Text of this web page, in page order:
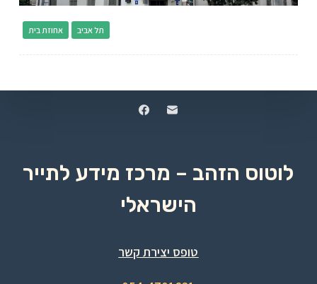
אחוזת בית תל אביב
לוטוס הזהב – מרכז מידע לתייר
הישראלי
טופס יצירת קשר